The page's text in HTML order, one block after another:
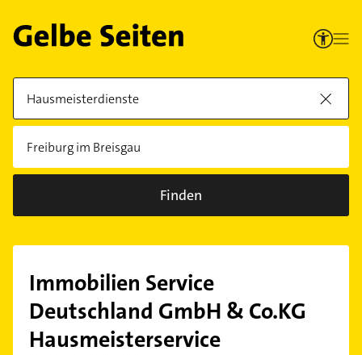
Finden
Immobilien Service
Deutschland GmbH & Co.KG
Hausmeisterservice